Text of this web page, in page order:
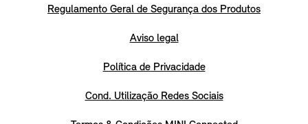
Regulamento Geral de Segurança dos Produtos
Aviso legal
Política de Privacidade
Cond. Utilização Redes Sociais